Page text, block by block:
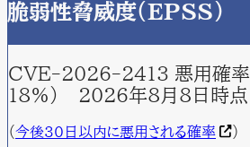
脆弱性脅威度(EPSS)
CVE-2026-2413 悪用確率
18%） 2026年8月8日時点
（今後30日以内に悪用される確率 )